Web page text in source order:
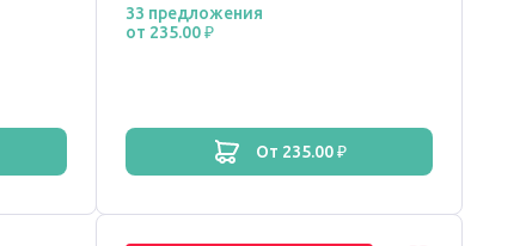
33 предложения
от 235.00 ₽
от 235.00 ₽